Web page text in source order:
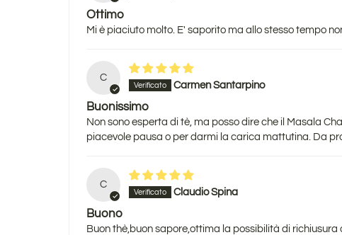
Ottimo
Mi è piaciuto molto. E' saporito ma allo stesso tempo
C
Carmen Santarpino
Buonissimo
Non sono esperta di tè, ma posso dire che il Masala
piacevole pausa o per darmi la carica mattutina. Da
C
Claudio Spina
Buono
Buon thè,buon sapore,ottima la possibilità di richiusura